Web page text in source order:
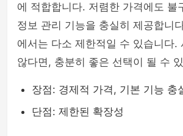
에 적합합니다. 저렴한 가격에도 불
정보 관리 기능을 충실히 제공합니
에서는 다소 제한적일 수 있습니다.
않다면, 충분히 좋은 선택이 될 수
장점: 경제적 가격, 기본 기능 충
단점: 제한된 확장성